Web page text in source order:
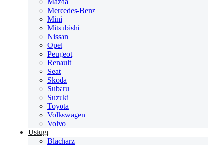
Mazda
Mercedes-Benz
Mini
Mitsubishi
Nissan
Opel
Peugeot
Renault
Seat
Skoda
Subaru
Suzuki
Toyota
Volkswagen
Volvo
Usługi
Blacharz